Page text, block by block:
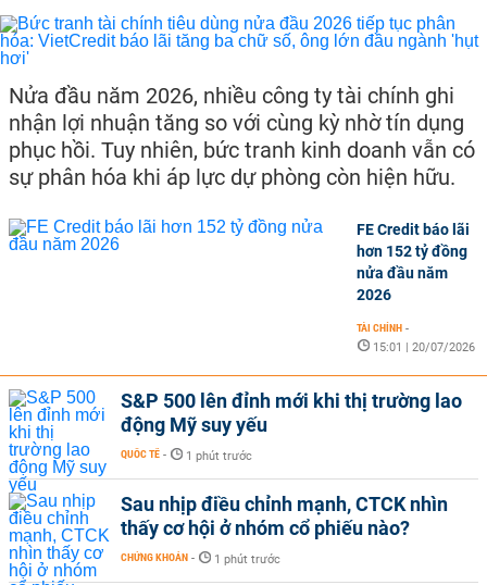
Nửa đầu năm 2026, nhiều công ty tài chính ghi
nhận lợi nhuận tăng so với cùng kỳ nhờ tín dụng
phục hồi. Tuy nhiên, bức tranh kinh doanh vẫn có
sự phân hóa khi áp lực dự phòng còn hiện hữu.
FE Credit báo lãi
hơn 152 tỷ đồng
nửa đầu năm
2026
TÀI CHÍNH -
15:01 | 20/07/2026
S&P 500 lên đỉnh mới khi thị trường lao
động Mỹ suy yếu
QUỐC TẾ - 1 phút trước
Sau nhịp điều chỉnh mạnh, CTCK nhìn
thấy cơ hội ở nhóm cổ phiếu nào?
CHỨNG KHOÁN - 1 phút trước